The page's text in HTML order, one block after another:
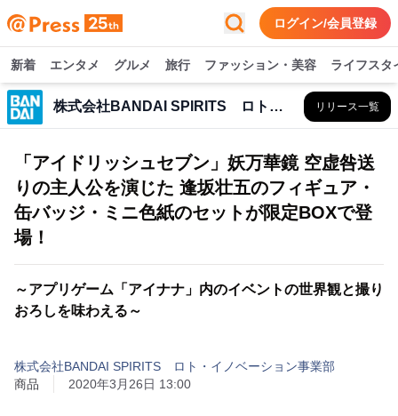
ログイン/会員登録
新着 エンタメ グルメ 旅行 ファッション・美容 ライフスタ
株式会社BANDAI SPIRITS ロト・イノベーション事業部 リリース一覧
「アイドリッシュセブン」妖万華鏡 空虚咎送
りの主人公を演じた 逢坂壮五のフィギュア・
缶バッジ・ミニ色紙のセットが限定BOXで登
場！
～アプリゲーム「アイナナ」内のイベントの世界観と撮り
おろしを味わえる～
株式会社BANDAI SPIRITS ロト・イノベーション事業部
商品
2020年3月26日 13:00